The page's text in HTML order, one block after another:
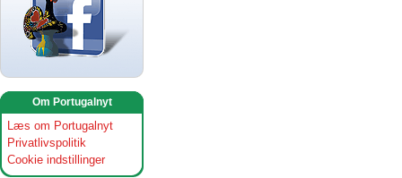
Om Portugalnyt
Læs om Portugalnyt
Privatlivspolitik
Cookie indstillinger